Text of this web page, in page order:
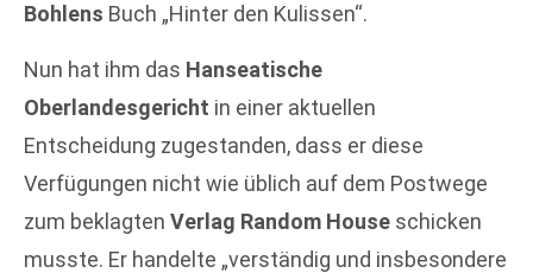
Bohlens Buch „Hinter den Kulissen“.
Nun hat ihm das Hanseatische
Oberlandesgericht in einer aktuellen
Entscheidung zugestanden, dass er diese
Verfügungen nicht wie üblich auf dem Postwege
zum beklagten Verlag Random House schicken
musste. Er handelte „verständig und insbesondere